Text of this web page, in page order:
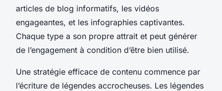
articles de blog informatifs, les vidéos
engageantes, et les infographies captivantes.
Chaque type a son propre attrait et peut générer
de l’engagement à condition d’être bien utilisé.
Une stratégie efficace de contenu commence par
l’écriture de légendes accrocheuses. Les légendes